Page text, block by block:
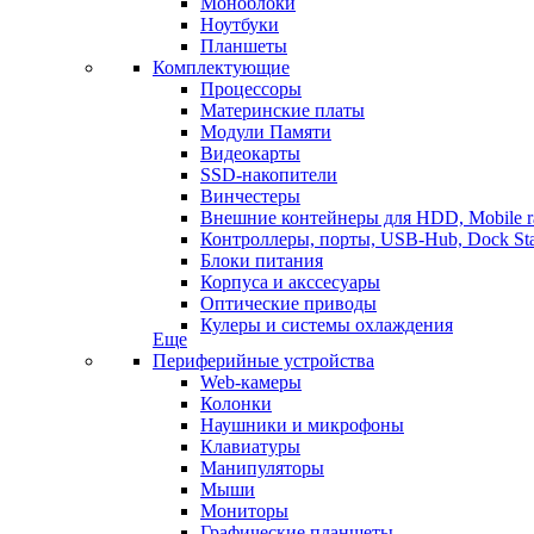
Ноутбуки
Планшеты
Комплектующие
Процессоры
Материнские платы
Модули Памяти
Видеокарты
SSD-накопители
Винчестеры
Внешние контейнеры для HDD, Mobile
Контроллеры, порты, USB-Hub, Dock
Блоки питания
Корпуса и акссесуары
Оптические приводы
Кулеры и системы охлаждения
Еще
Периферийные устройства
Web-камеры
Колонки
Наушники и микрофоны
Клавиатуры
Манипуляторы
Мыши
Мониторы